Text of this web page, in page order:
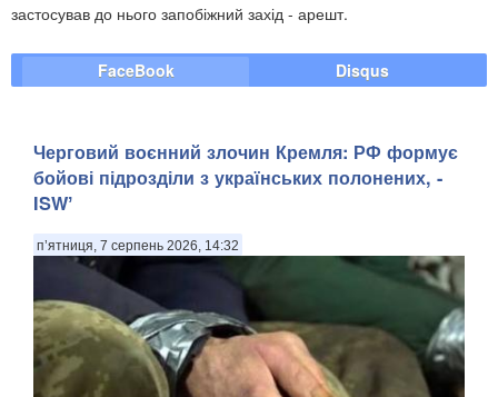
застосував до нього запобіжний захід - арешт.
FaceBook Disqus
Черговий воєнний злочин Кремля: ​РФ формує
бойові підрозділи з українських полонених, -
ISWʼ
п’ятниця, 7 серпень 2026, 14:32